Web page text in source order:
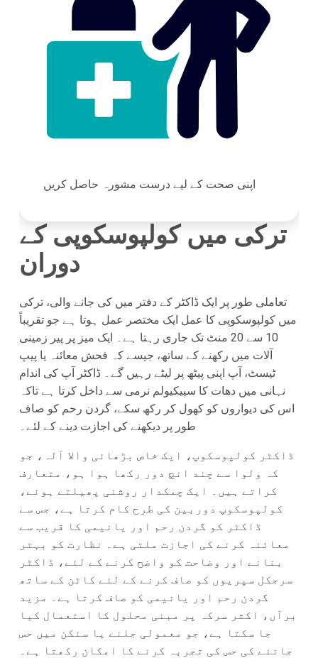
اپنی صحت کے لیے درست مشورہ حاصل کریں
ترکی میں کولپوسکوپی کے
دوران
تعاملی طور پر ایک ڈاکٹر کے دفتر میں کی جانے والی، ترکی
میں کولپوسکوپی کا عمل ایک مختصر عمل ہوتا ہے جو تقریباً
10 سے 20 منٹ تک جاری رہتا ہے۔ ایک میز پر پیر زمینی
آلات میں رکھنے کے ساتھ، جیسے کہ فحش معائنہ یا پیپ
ٹیسٹ، آپ اپنی پیٹھ پر لیٹے رہیں گے۔ ڈاکٹر آپ کی اندام
نہانی میں دھات کا سپیکیولم نرمی سے داخل کرتا ہے تاکہ
اس کی دیواروں کو کھول کر رکھ سکے، گردن رحم کو صاف
طور پر دیکھنے کی اجازت دینے کے لئے۔
ڈاکٹر کولپوسکوپ، ایک خاص بڑھائی والا آلہ، جو
کہ ولوا سے چند انچ دور رکھا ہوا ہو، متعارف
کراتے ہیں۔ ایک چمکدار روشنی پھیلتے ہوئے،
کولپوسکوپ دوربین کی طرح کام کرتا ہے، جس سے
ڈاکٹر کو گردن رحم اور یانیمی کا قریب سے
معائنہ کرنے کی اجازت ملتی ہے۔ نظارت کو بہتر
بنانے اور وضاحت کو واضح کرنے کے لئے، ڈاکٹر
سرجکل سپریوں کو صاف کرنے کے لئے کاٹن کے ساتھ
گردن رحم اور یانیمی کو صاف کرتا ہے۔ مزید
برآں، اکثر سرکہ پر مبنی محلول کا استعمال کیا
جا سکتا ہے، جو معمولی جلنے یا سنکن میں حس
جاننے کی حس کی تجربہ کرنے کا امکان رکھتا ہے۔